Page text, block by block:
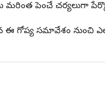
మరింత పెంచే చర్యలుగా
ఈ గోప్య సమావేశం నుంచి